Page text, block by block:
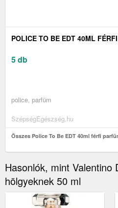
POLICE TO BE EDT 40ML
5 db
police, parfüm
SzépségEgészség.hu
Összes Police To Be EDT 40ml férfi
Hasonlók, mint Valentino
hölgyeknek 50 ml